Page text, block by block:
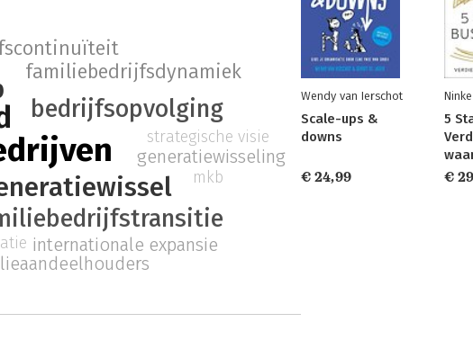
bedrijfsopvolging
familiebedrijfsdynamiek
internationale expansie
strategische visie
generatiewisseling
mkb
Wendy van Ierschot
Scale-ups &
downs
€ 24,99
5
€